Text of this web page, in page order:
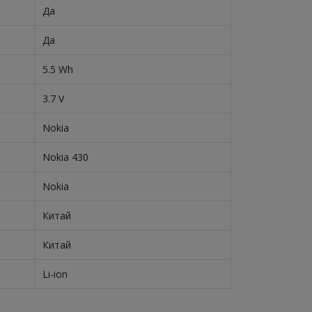
Да
Да
5.5 Wh
3.7 V
Nokia
Nokia 430
Nokia
Китай
Китай
Li-ion